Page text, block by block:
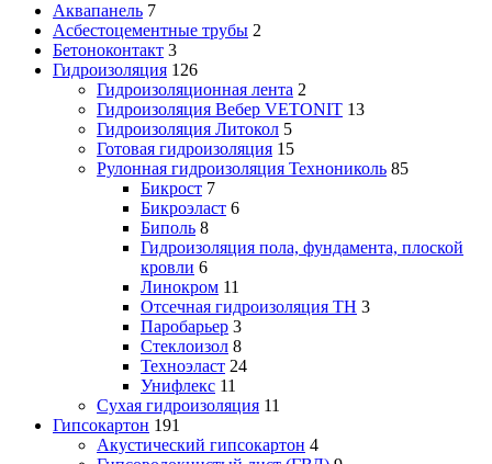
Аквапанель 7
Асбестоцементные трубы 2
Бетоноконтакт 3
Гидроизоляция 126
Гидроизоляционная лента 2
Гидроизоляция Вебер VETONIT 13
Гидроизоляция Литокол 5
Готовая гидроизоляция 15
Рулонная гидроизоляция Технониколь 85
Бикрост 7
Бикроэласт 6
Биполь 8
Гидроизоляция пола, фундамента, плоской
кровли 6
Линокром 11
Отсечная гидроизоляция ТН 3
Паробарьер 3
Стеклоизол 8
Техноэласт 24
Унифлекс 11
Сухая гидроизоляция 11
Гипсокартон 191
Акустический гипсокартон 4